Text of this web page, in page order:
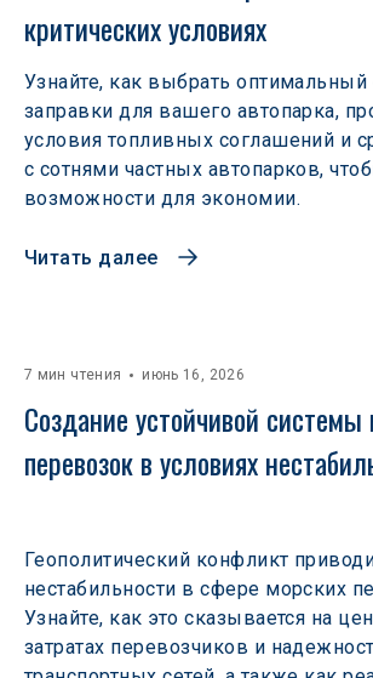
критических условиях
Узнайте, как выбрать оптимальный
заправки для вашего автопарка,
условия топливных соглашений и
с сотнями частных автопарков,
возможности для экономии.
Читать далее
7 мин чтения июнь 16, 2026
Создание устойчивой системы
перевозок в условиях
Геополитический конфликт
нестабильности в сфере морских
Узнайте, как это сказывается на
затратах перевозчиков и